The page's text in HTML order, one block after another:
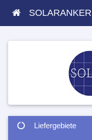
SOLARANKER
Liefergebiete